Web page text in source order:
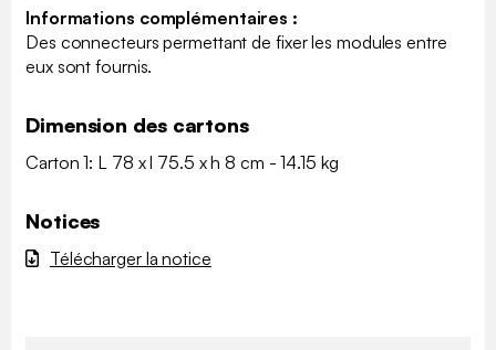
Informations complémentaires :
Des connecteurs permettant de fixer les modules entre
eux sont fournis.
Dimension des cartons
Carton 1: L 78 x l 75.5 x h 8 cm - 14.15 kg
Notices
Télécharger la notice